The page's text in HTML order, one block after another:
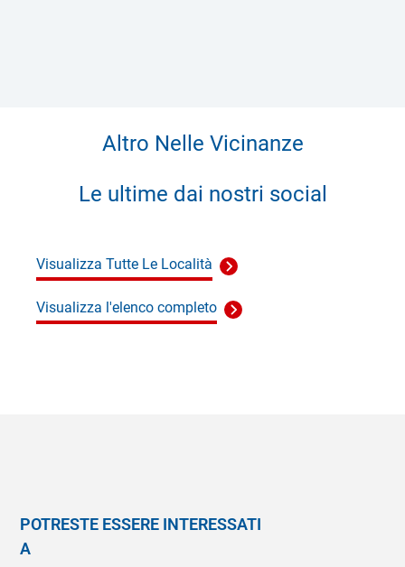
Altro Nelle Vicinanze
Le ultime dai nostri social
Visualizza Tutte Le Località
Visualizza l'elenco completo
POTRESTE ESSERE INTERESSATI
A